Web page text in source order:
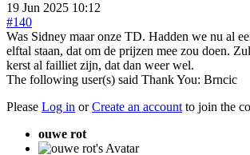
19 Jun 2025 10:12
#140
Was Sidney maar onze TD. Hadden we nu al
elftal staan, dat om de prijzen mee zou doen.
kerst al failliet zijn, dat dan weer wel.
The following user(s) said Thank You: Brncic
Please Log in orCreate an accountto join the
ouwe rot